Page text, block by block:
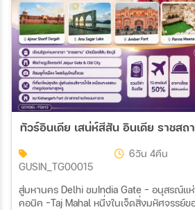
ถึงวันที่
เฉพาะเดือน
เฉพาะเทศกาล
GUSIN_TG00015
6วัน 4คืน
สู่มหานคร Delhi ชมIndia Gate – อนุสรณ์แ
คอนิค -Taj Mahal หนึ่งในเจ็ดสิ่งมหัศจรรย์ของโลก -Agra Fort –